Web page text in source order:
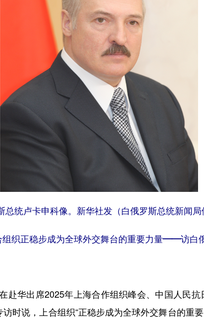
总统卢卡申科像。新华社发（白俄罗斯总统新闻局
组织正稳步成为全球外交舞台的重要力量——访白
华出席2025年上海合作组织峰会、中国人民抗
时说，上合组织“正稳步成为全球外交舞台的重要